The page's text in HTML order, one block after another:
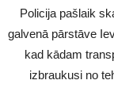
Policija pašlaik
galvenā pārstāve
kad kādam
izbraukusi no